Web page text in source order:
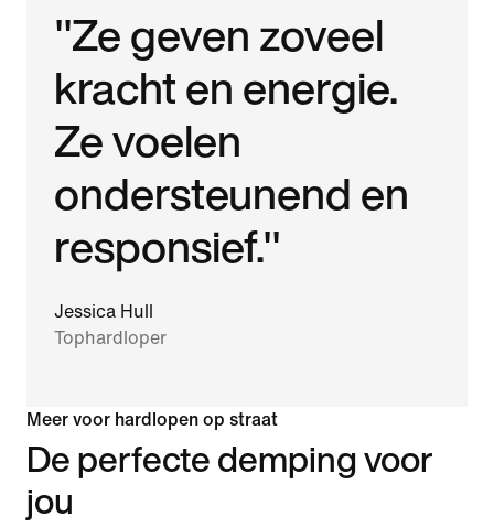
"Ze geven zoveel
kracht en energie.
Ze voelen
ondersteunend en
responsief."
Jessica Hull
Tophardloper
Meer voor hardlopen op straat
De perfecte demping voor
jou